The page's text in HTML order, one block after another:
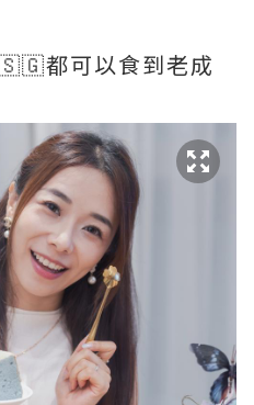
都可以食到老成